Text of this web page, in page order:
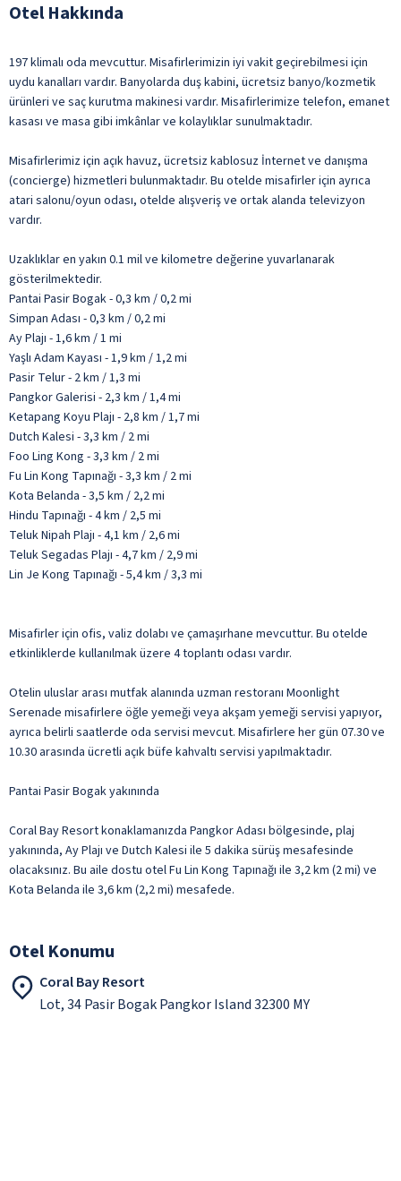
Otel Hakkında
197 klimalı oda mevcuttur. Misafirlerimizin iyi vakit geçirebilmesi için
uydu kanalları vardır. Banyolarda duş kabini, ücretsiz banyo/kozmetik
ürünleri ve saç kurutma makinesi vardır. Misafirlerimize telefon, emanet
kasası ve masa gibi imkânlar ve kolaylıklar sunulmaktadır.
Misafirlerimiz için açık havuz, ücretsiz kablosuz İnternet ve danışma
(concierge) hizmetleri bulunmaktadır. Bu otelde misafirler için ayrıca
atari salonu/oyun odası, otelde alışveriş ve ortak alanda televizyon
vardır.
Uzaklıklar en yakın 0.1 mil ve kilometre değerine yuvarlanarak
gösterilmektedir.
Pantai Pasir Bogak - 0,3 km / 0,2 mi
Simpan Adası - 0,3 km / 0,2 mi
Ay Plajı - 1,6 km / 1 mi
Yaşlı Adam Kayası - 1,9 km / 1,2 mi
Pasir Telur - 2 km / 1,3 mi
Pangkor Galerisi - 2,3 km / 1,4 mi
Ketapang Koyu Plajı - 2,8 km / 1,7 mi
Dutch Kalesi - 3,3 km / 2 mi
Foo Ling Kong - 3,3 km / 2 mi
Fu Lin Kong Tapınağı - 3,3 km / 2 mi
Kota Belanda - 3,5 km / 2,2 mi
Hindu Tapınağı - 4 km / 2,5 mi
Teluk Nipah Plajı - 4,1 km / 2,6 mi
Teluk Segadas Plajı - 4,7 km / 2,9 mi
Lin Je Kong Tapınağı - 5,4 km / 3,3 mi
Misafirler için ofis, valiz dolabı ve çamaşırhane mevcuttur. Bu otelde
etkinliklerde kullanılmak üzere 4 toplantı odası vardır.
Otelin uluslar arası mutfak alanında uzman restoranı Moonlight
Serenade misafirlere öğle yemeği veya akşam yemeği servisi yapıyor,
ayrıca belirli saatlerde oda servisi mevcut. Misafirlere her gün 07.30 ve
10.30 arasında ücretli açık büfe kahvaltı servisi yapılmaktadır.
Pantai Pasir Bogak yakınında
Coral Bay Resort konaklamanızda Pangkor Adası bölgesinde, plaj
yakınında, Ay Plajı ve Dutch Kalesi ile 5 dakika sürüş mesafesinde
olacaksınız. Bu aile dostu otel Fu Lin Kong Tapınağı ile 3,2 km (2 mi) ve
Kota Belanda ile 3,6 km (2,2 mi) mesafede.
Otel Konumu
Coral Bay Resort
Lot, 34 Pasir Bogak Pangkor Island 32300 MY